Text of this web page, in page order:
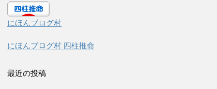
にほんブログ村
にほんブログ村 四柱推命
最近の投稿